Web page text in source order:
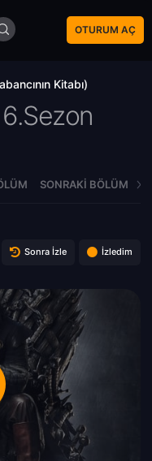
OTURUM AÇ
Kitabı)
6.Sezon
SONRAKI BÖLÜM
Sonra İzle İzledim